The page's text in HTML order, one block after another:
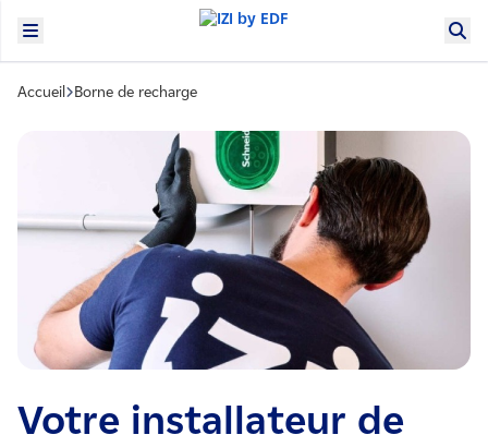
Accueil Borne de recharge
Votre installateur de